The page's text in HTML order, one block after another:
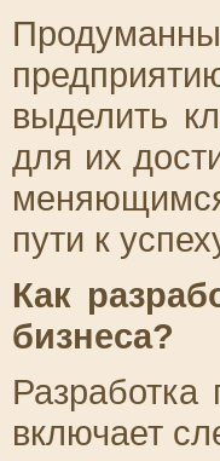
выделить
для их
пути к
Как
бизнеса?
Разработка
включает